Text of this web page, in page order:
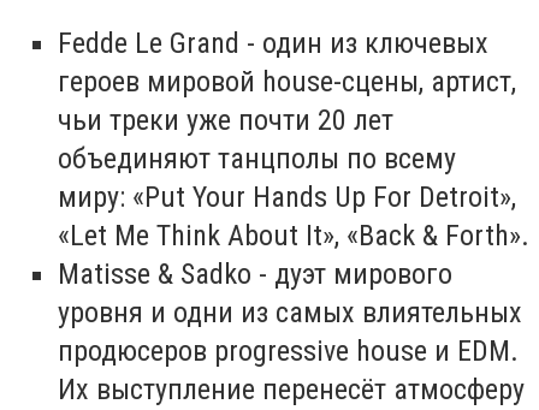
Fedde Le Grand - один из ключевых
героев мировой house-сцены, артист,
чьи треки уже почти 20 лет
объединяют танцполы по всему
миру: «Put Your Hands Up For Detroit»,
«Let Me Think About It», «Back & Forth».
Matisse & Sadko - дуэт мирового
уровня и одни из самых влиятельных
продюсеров progressive house и EDM.
Их выступление перенесёт атмосферу